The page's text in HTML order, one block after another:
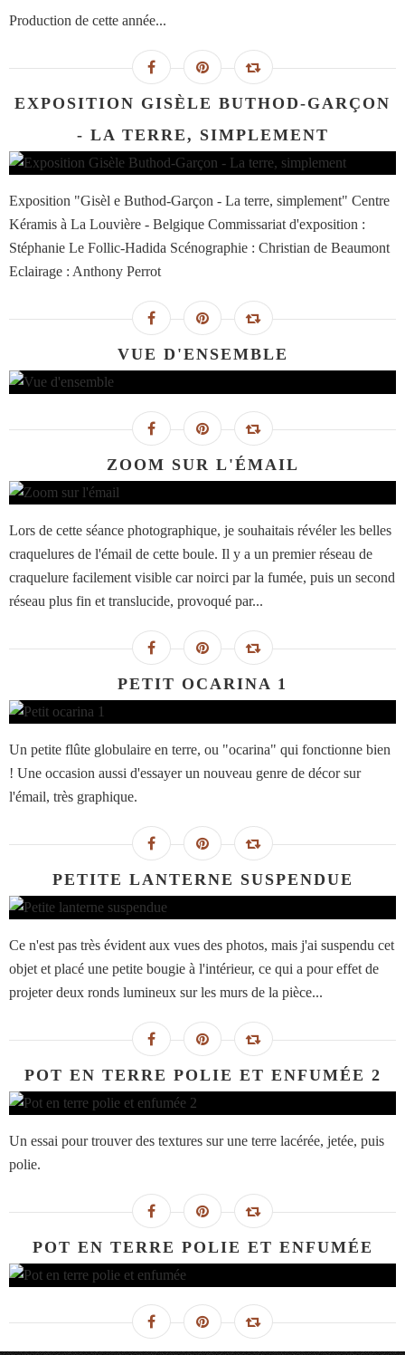
Production de cette année...
EXPOSITION GISÈLE BUTHOD-GARÇON
- LA TERRE, SIMPLEMENT
Exposition "Gisèl e Buthod-Garçon - La terre, simplement" Centre
Kéramis à La Louvière - Belgique Commissariat d'exposition :
Stéphanie Le Follic-Hadida Scénographie : Christian de Beaumont
Eclairage : Anthony Perrot
VUE D'ENSEMBLE
ZOOM SUR L'ÉMAIL
Lors de cette séance photographique, je souhaitais révéler les belles
craquelures de l'émail de cette boule. Il y a un premier réseau de
craquelure facilement visible car noirci par la fumée, puis un second
réseau plus fin et translucide, provoqué par...
PETIT OCARINA 1
Un petite flûte globulaire en terre, ou "ocarina" qui fonctionne bien
! Une occasion aussi d'essayer un nouveau genre de décor sur
l'émail, très graphique.
PETITE LANTERNE SUSPENDUE
Ce n'est pas très évident aux vues des photos, mais j'ai suspendu cet
objet et placé une petite bougie à l'intérieur, ce qui a pour effet de
projeter deux ronds lumineux sur les murs de la pièce...
POT EN TERRE POLIE ET ENFUMÉE 2
Un essai pour trouver des textures sur une terre lacérée, jetée, puis
polie.
POT EN TERRE POLIE ET ENFUMÉE